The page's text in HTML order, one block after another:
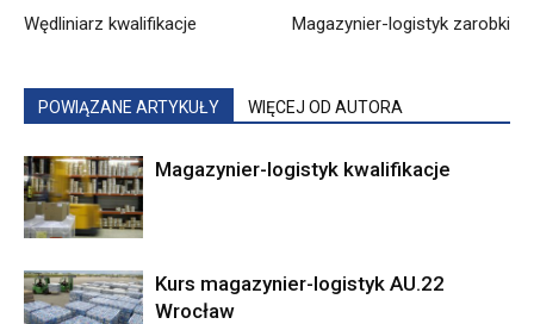
Wędliniarz kwalifikacje Magazynier-logistyk zarobki
POWIĄZANE ARTYKUŁY WIĘCEJ OD AUTORA
Magazynier-logistyk kwalifikacje
Kurs magazynier-logistyk AU.22
Wrocław